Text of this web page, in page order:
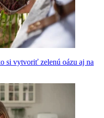
si vytvoriť zelenú oázu aj na